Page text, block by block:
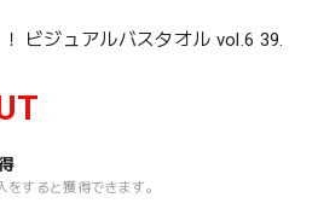
ビジュアルバスタオル vol.6 39.
をすると獲得できます。